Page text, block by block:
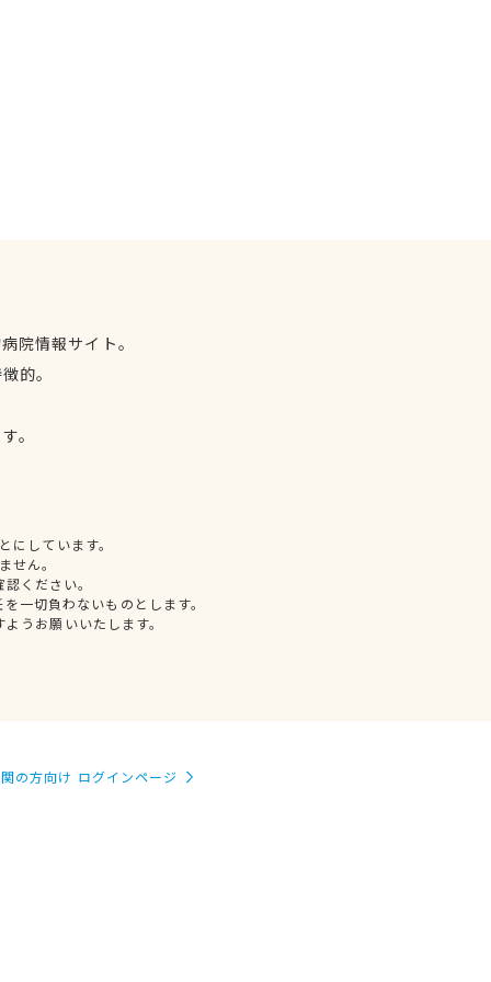
院情報サイト。
的。
。
しています。
せん。
ください。
一切負わないものとします。
うお願いいたします。
の方向け ログインページ